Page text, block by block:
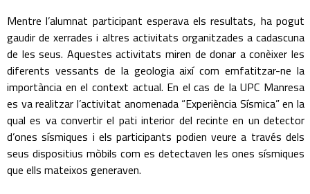
Mentre l’alumnat participant esperava els resultats, ha pogut
gaudir de xerrades i altres activitats organitzades a cadascuna
de les seus. Aquestes activitats miren de donar a conèixer les
diferents vessants de la geologia així com emfatitzar-ne la
importància en el context actual. En el cas de la UPC Manresa
es va realitzar l’activitat anomenada “Experiència Sísmica” en la
qual es va convertir el pati interior del recinte en un detector
d’ones sísmiques i els participants podien veure a través dels
seus dispositius mòbils com es detectaven les ones sísmiques
que ells mateixos generaven.